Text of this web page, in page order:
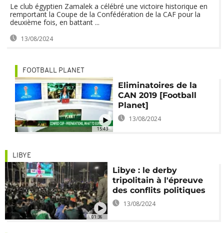
Le club égyptien Zamalek a célébré une victoire historique en
remportant la Coupe de la Confédération de la CAF pour la
deuxième fois, en battant ...
13/08/2024
15:43
FOOTBALL PLANET
Eliminatoires de la
CAN 2019 [Football
Planet]
13/08/2024
01:36
LIBYE
Libye : le derby
tripolitain à l'épreuve
des conflits politiques
13/08/2024